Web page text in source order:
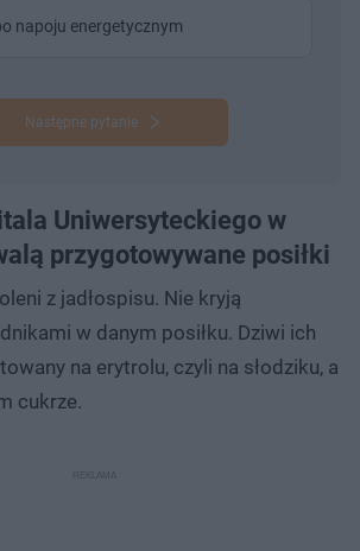
napoju energetycznym
Następne pytanie
Uniwersyteckiego w
przygotowywane posiłki
z jadłospisu. Nie kryją
w danym posiłku. Dziwi ich
na erytrolu, czyli na słodziku, a
cukrze.